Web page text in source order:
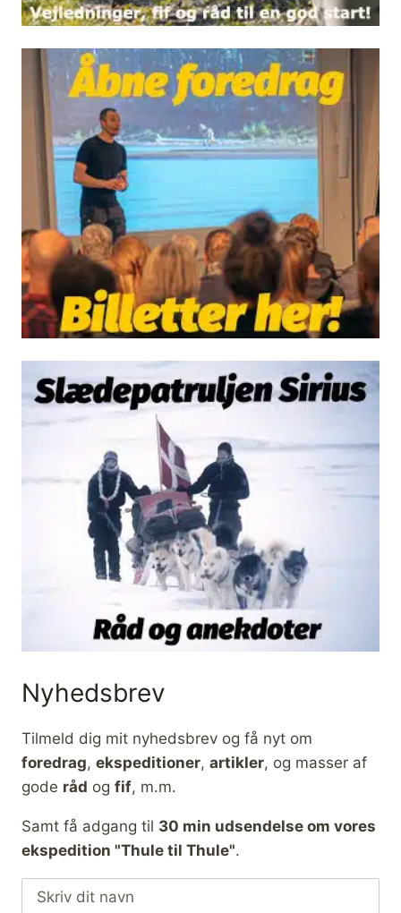
Nyhedsbrev
Tilmeld dig mit nyhedsbrev og få nyt om
foredrag, ekspeditioner, artikler, og masser af
gode råd og fif, m.m.
Samt få adgang til 30 min udsendelse om vores
ekspedition "Thule til Thule".